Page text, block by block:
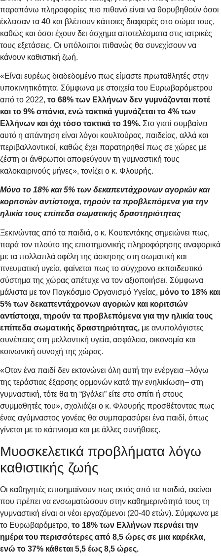
παραπάνω πληροφορίες πιο πιθανό είναι να θορυβηθούν όσοι
έκλεισαν τα 40 και βλέπουν κάποιες διαφορές στο σώμα τους,
καθώς και όσοι έχουν δει άσχημα αποτελέσματα στις ιατρικές
τους εξετάσεις. Οι υπόλοιποι πιθανώς θα συνεχίσουν να
κάνουν καθιστική ζωή.
«Είναι ευρέως διαδεδομένο πως είμαστε πρωταθλητές στην
υποκινητικότητα. Σύμφωνα με στοιχεία του Ευρωβαρόμετρου
από το 2022, το 68% των Ελλήνων δεν γυμνάζονται ποτέ
και το 9% σπάνια, ενώ τακτικά γυμνάζεται το 4% των
Ελλήνων και όχι τόσο τακτικά το 19%. Στο γιατί συμβαίνει
αυτό η απάντηση είναι λόγοι κουλτούρας, παιδείας, αλλά και
περιβαλλοντικοί, καθώς έχει παρατηρηθεί πως σε χώρες με
ζέστη οι άνθρωποι αποφεύγουν τη γυμναστική τους
καλοκαιρινούς μήνες», τονίζει ο κ. Φλουρής.
Μόνο το 18% και 5% των δεκαπεντάχρονων αγοριών και
κοριτσιών αντίστοιχα, τηρούν τα προβλεπόμενα για την
ηλικία τους επίπεδα σωματικής δραστηριότητας
Ξεκινώντας από τα παιδιά, ο κ. Κουτεντάκης σημειώνει πως,
παρά τον πλούτο της επιστημονικής πληροφόρησης αναφορικά
με τα πολλαπλά οφέλη της άσκησης στη σωματική και
πνευματική υγεία, φαίνεται πως το σύγχρονο εκπαιδευτικό
σύστημα της χώρας απέτυχε να τον αξιοποιήσει. Σύμφωνα
μάλιστα με τον Παγκόσμιο Οργανισμό Υγείας, μόνο το 18% και
5% των δεκαπεντάχρονων αγοριών και κοριτσιών
αντίστοιχα, τηρούν τα προβλεπόμενα για την ηλικία τους
επίπεδα σωματικής δραστηριότητας, με ανυπολόγιστες
συνέπειες στη μελλοντική υγεία, ασφάλεια, οικονομία και
κοινωνική συνοχή της χώρας.
«Οταν ένα παιδί δεν εκτονώνει όλη αυτή την ενέργεια –λόγω
της τεράστιας έξαρσης ορμονών κατά την ενηλικίωση– στη
γυμναστική, τότε θα τη “βγάλει” είτε στο σπίτι ή στους
συμμαθητές του», σχολιάζει ο κ. Φλουρής προσθέτοντας πως
ένας αγύμναστος γονέας θα συμπαρασύρει ένα παιδί, όπως
γίνεται με το κάπνισμα και με άλλες συνήθειες.
Μυοσκελετικά προβλήματα λόγω
καθιστικής ζωής
Οι καθηγητές επισημαίνουν πως εκτός από τα παιδιά, εκείνοι
που πρέπει να ενσωματώσουν στην καθημερινότητά τους τη
γυμναστική είναι οι νέοι εργαζόμενοι (20-40 ετών). Σύμφωνα με
το Ευρωβαρόμετρο, το 18% των Ελλήνων περνάει την
ημέρα του περισσότερες από 8,5 ώρες σε μια καρέκλα,
ενώ το 37% κάθεται 5,5 έως 8,5 ώρες.